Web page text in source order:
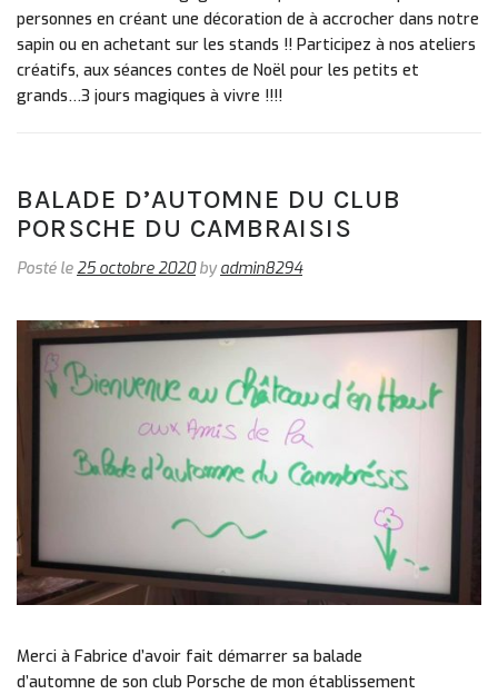
personnes en créant une décoration de à accrocher dans notre
sapin ou en achetant sur les stands !! Participez à nos ateliers
créatifs, aux séances contes de Noël pour les petits et
grands…3 jours magiques à vivre !!!!
BALADE D’AUTOMNE DU CLUB
PORSCHE DU CAMBRAISIS
Posté le25 octobre 2020by admin8294
Merci à Fabrice d’avoir fait démarrer sa balade
d’automne de son club Porsche de mon établissement